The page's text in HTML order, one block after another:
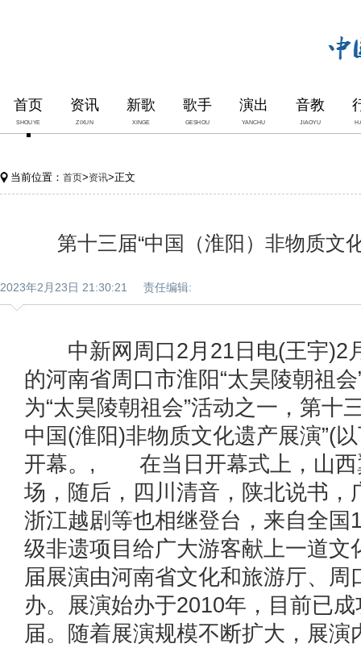
首页
SHOUYE
资讯
ZIXUN
新歌
XINGE
歌手
GESHOU
演出
YANCHU
音教
JIAOYU
当前位置： 首页>资讯>正文
第十三届“中国（淮阳）非物质文
2023年2月23日 21:30:21 责任编辑:
中新网周口2月21日电(王宇)2
的河南省周口市淮阳“太昊陵朝祖
为“太昊陵朝祖会”活动之一，第
中国(淮阳)非物质文化遗产展演”(
开幕。, 在当日开幕式上，山西
场，随后，四川清音，陕北说书，
浙江越剧等也相继登台，来自全国
级非遗项目给广大游客献上一
届展演由河南省文化和旅游厅、周
办。展演始办于2010年，目前已
届。随着展演规模不断扩大，展演